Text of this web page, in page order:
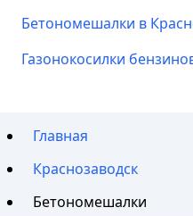
Бетономешалки в
Газонокосилки
Главная
Краснозаводск
Бетономешалки